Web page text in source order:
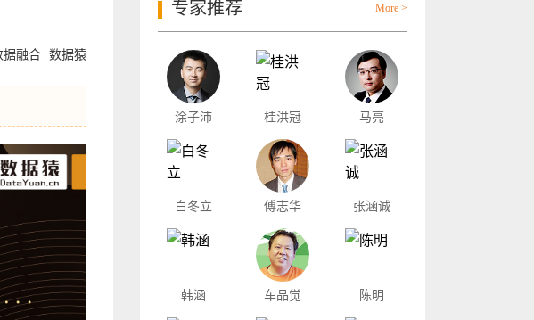
据融合 数据猿
专家推荐 More >
涂子沛 桂洪冠 马亮
白冬立 傅志华 张涵诚
韩涵 车品觉 陈明